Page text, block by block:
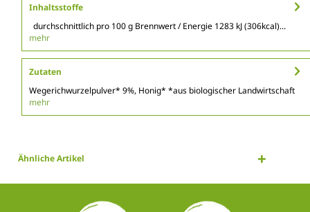
Inhaltsstoffe
durchschnittlich pro 100 g Brennwert / Energie 1283 kJ (306kcal)...
mehr
Zutaten
Wegerichwurzelpulver* 9%, Honig* *aus biologischer Landwirtschaft
mehr
Ähnliche Artikel